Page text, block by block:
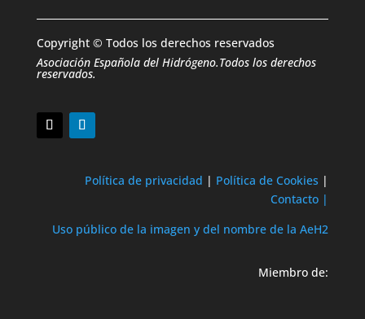
Copyright © Todos los derechos reservados
Asociación Española del Hidrógeno.Todos los derechos
reservados.
Política de privacidad | Política de Cookies |
Contacto |
Uso público de la imagen y del nombre de la AeH2
Miembro de: